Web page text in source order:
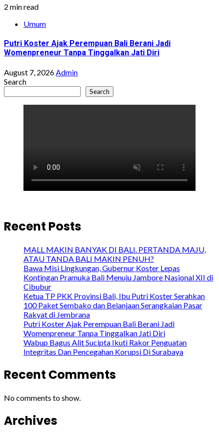
2 min read
Umum
Putri Koster Ajak Perempuan Bali Berani Jadi
Womenpreneur Tanpa Tinggalkan Jati Diri
August 7, 2026Admin
Search
Search
Recent Posts
MALL MAKIN BANYAK DI BALI. PERTANDA MAJU,
ATAU TANDA BALI MAKIN PENUH?
Bawa Misi Lingkungan, Gubernur Koster Lepas
Kontingan Pramuka Bali Menuju Jambore Nasional XII di
Cibubur
Ketua TP PKK Provinsi Bali, Ibu Putri Koster Serahkan
100 Paket Sembako dan Belanjaan Serangkaian Pasar
Rakyat di Jembrana
Putri Koster Ajak Perempuan Bali Berani Jadi
Womenpreneur Tanpa Tinggalkan Jati Diri
Wabup Bagus Alit Sucipta Ikuti Rakor Penguatan
Integritas Dan Pencegahan Korupsi Di Surabaya
Recent Comments
No comments to show.
Archives